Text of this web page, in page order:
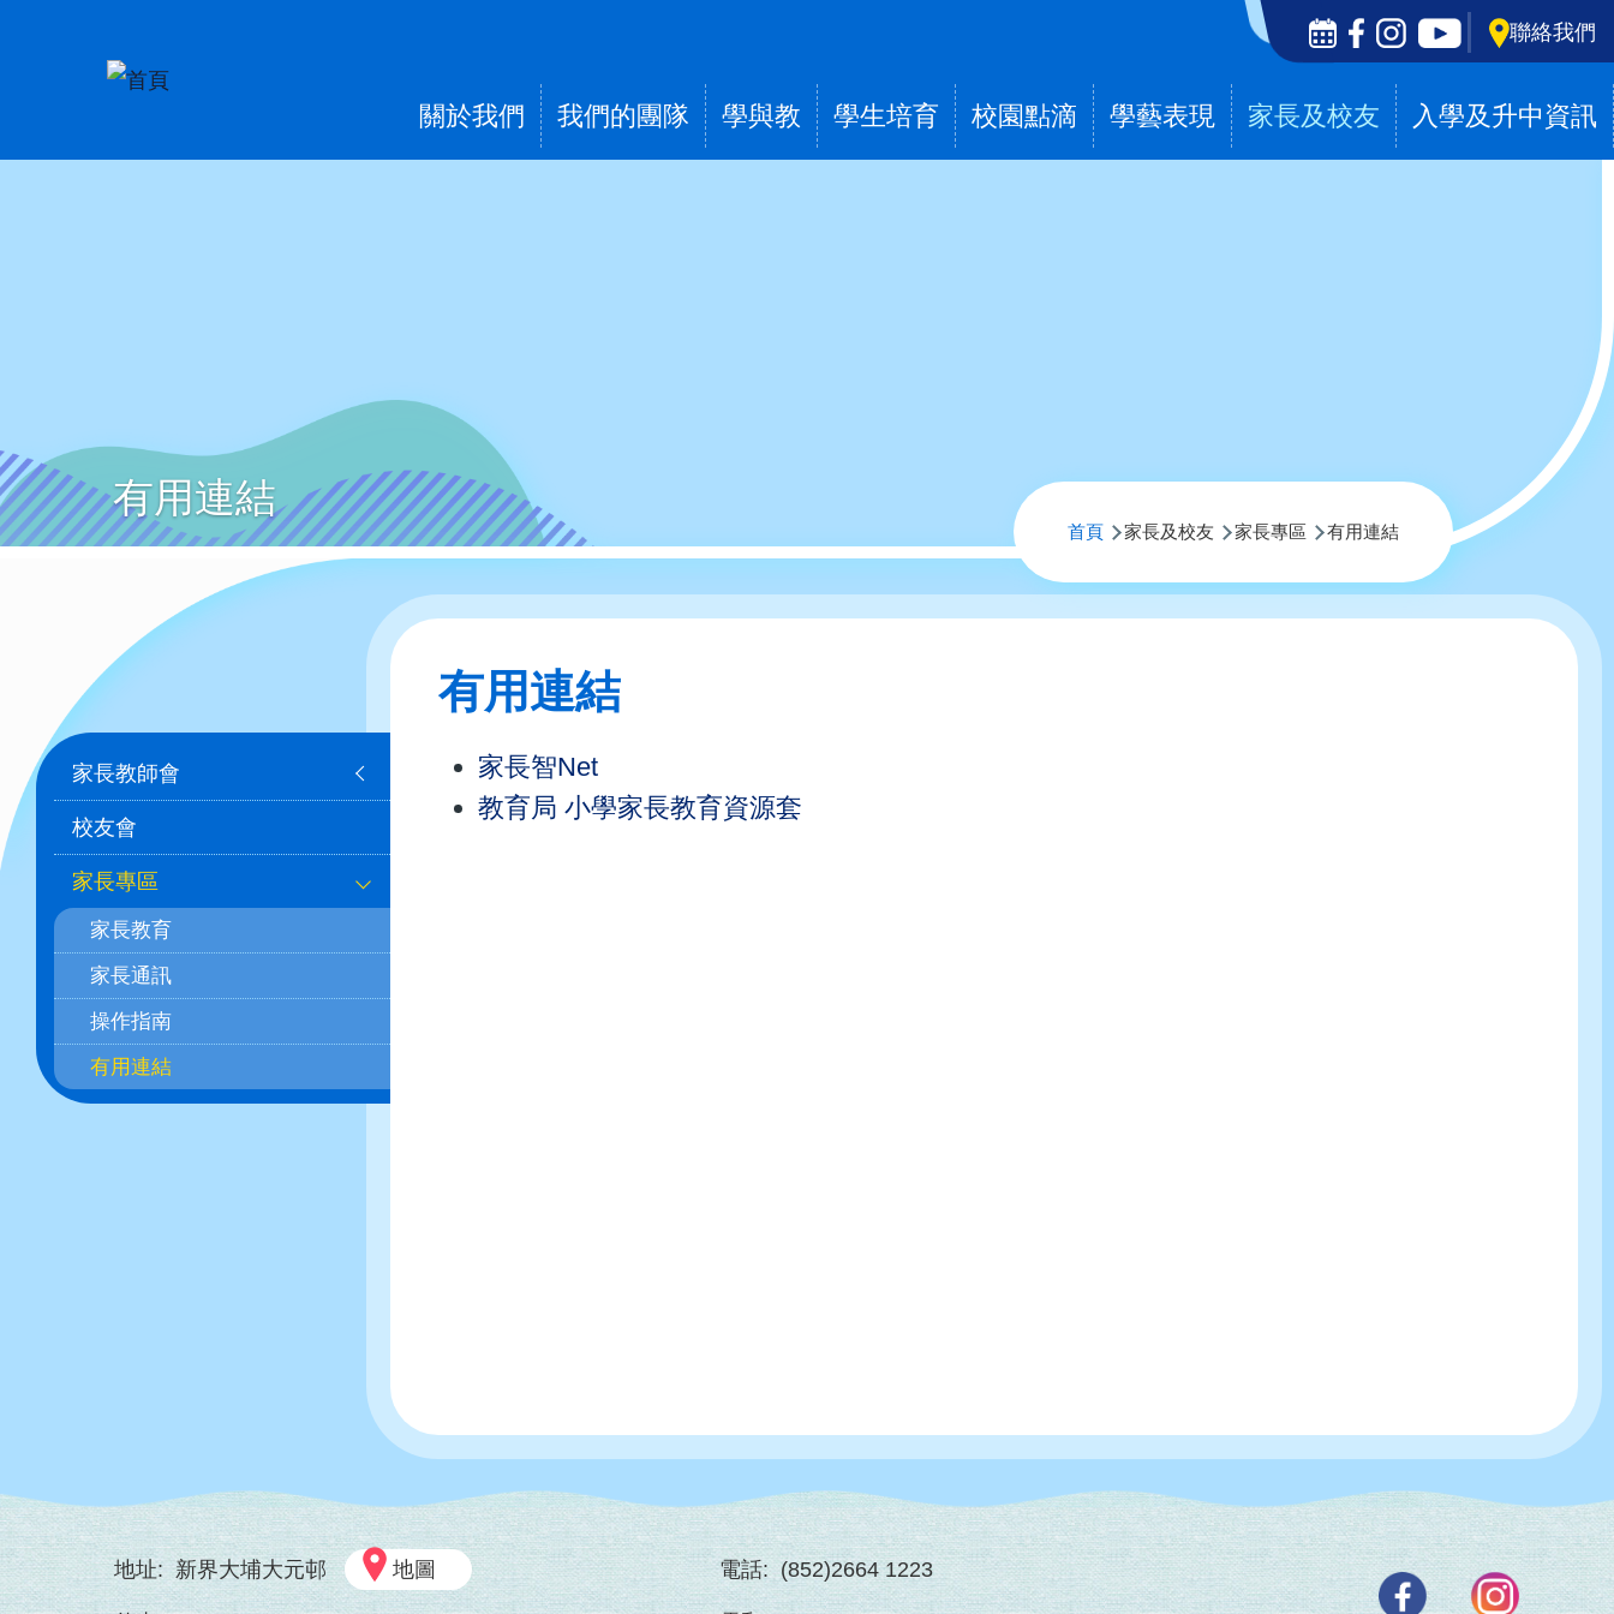
Social
Media
Top
聯絡我們
Main
navigation
關於我們 我們的團隊 學與教 學生培育 校園點滴 學藝表現 家長及校友 入學及升中資訊
有用連結
航
連
首頁 家長及校友 家長專區 有用連結
有用連結
家長智Net
教育局 小學家長教育資源套
Main
navigation
家長教師會
校友會
家長專區
家長教育
家長通訊
操作指南
有用連結
地址: 新界大埔大元邨 地圖 電話: (852)2664 1223